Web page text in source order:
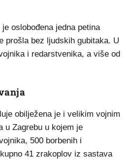
oslobođena jedna petina
prošla bez ljudskih gubitaka. U
i redarstvenika, a više od
obilježena je i velikim vojnim
u Zagrebu u kojem je
500 borbenih i
41 zrakoplov iz sastava